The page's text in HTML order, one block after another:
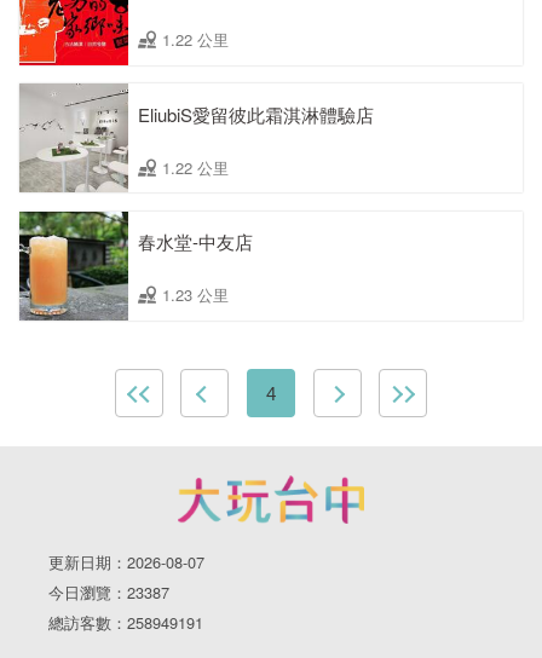
1.22 公里
EliubiS愛留彼此霜淇淋體驗店
1.22 公里
春水堂-中友店
1.23 公里
4
更新日期：2026-08-07
今日瀏覽：23387
總訪客數：258949191